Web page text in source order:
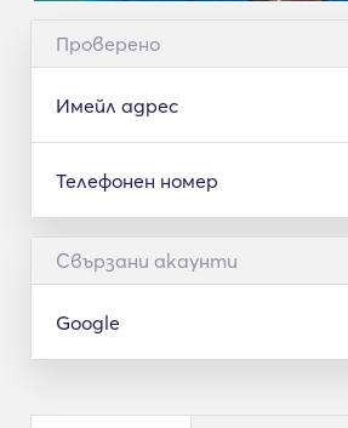
Проверено
Имейл адрес
Телефонен номер
Свързани акаунти
Google